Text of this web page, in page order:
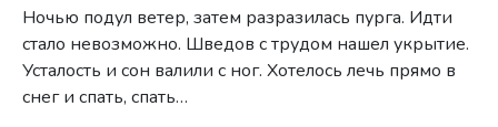
Ночью подул ветер, затем разразилась пурга. Идти
стало невозможно. Шведов с трудом нашел укрытие.
Усталость и сон валили с ног. Хотелось лечь прямо в
снег и спать, спать…